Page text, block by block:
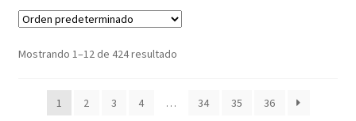
Mostrando 1–12 de 424 resultado
1 2 3 4 … 34 35 36